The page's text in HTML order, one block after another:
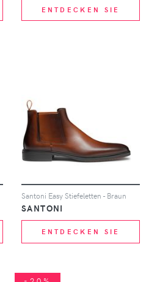
ENTDECKEN SIE
Santoni Easy Stiefeletten - Braun
SANTONI
ENTDECKEN SIE